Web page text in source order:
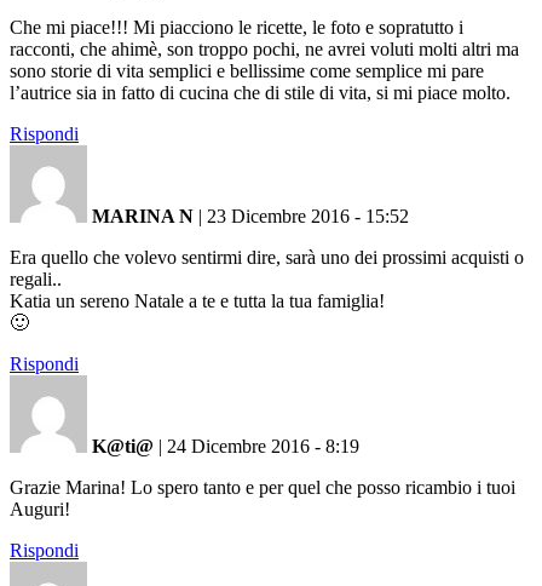
Che mi piace!!! Mi piacciono le ricette, le foto e sopratutto i
racconti, che ahimè, son troppo pochi, ne avrei voluti molti altri ma
sono storie di vita semplici e bellissime come semplice mi pare
l’autrice sia in fatto di cucina che di stile di vita, si mi piace molto.
Rispondi
MARINA N | 23 Dicembre 2016 - 15:52
Era quello che volevo sentirmi dire, sarà uno dei prossimi acquisti o
regali..
Katia un sereno Natale a te e tutta la tua famiglia!
🙂
Rispondi
K@ti@ | 24 Dicembre 2016 - 8:19
Grazie Marina! Lo spero tanto e per quel che posso ricambio i tuoi
Auguri!
Rispondi